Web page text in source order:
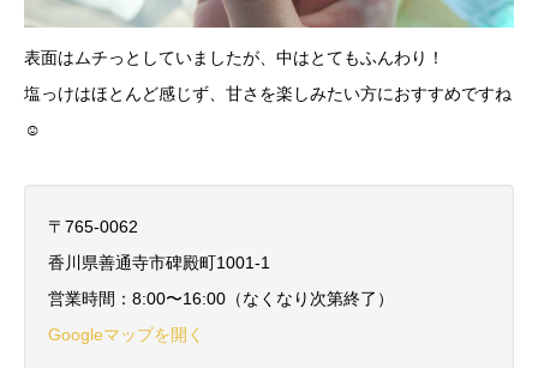
表面はムチっとしていましたが、中はとてもふんわり！
塩っけはほとんど感じず、甘さを楽しみたい方におすすめですね
☺️
〒765-0062
香川県善通寺市碑殿町1001-1
営業時間：8:00〜16:00（なくなり次第終了）
Googleマップを開く